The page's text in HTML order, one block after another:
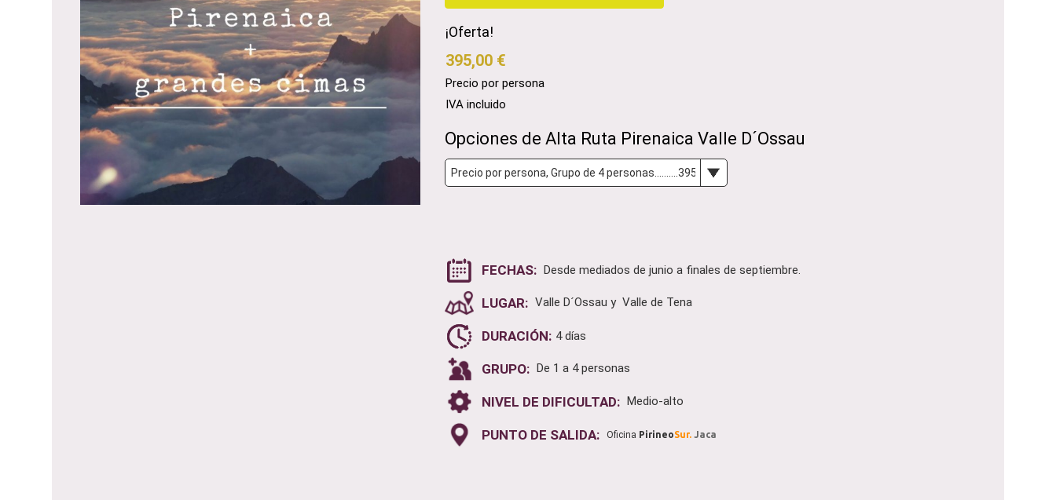
¡Oferta!
395,00 €
Precio por persona
IVA incluido
Opciones de Alta Ruta Pirenaica Valle D´Ossau
FECHAS: Desde mediados de junio a finales de septiembre.
LUGAR: Valle D´Ossau y Valle de Tena
DURACIÓN: 4 días
GRUPO: De 1 a 4 personas
NIVEL DE DIFICULTAD: Medio-alto
PUNTO DE SALIDA: Oficina PirineoSur. Jaca